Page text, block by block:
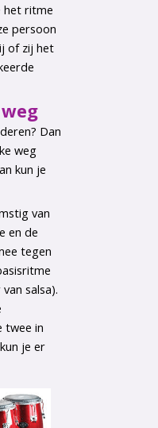
het ritme
persoon
of zij het
Dan
weg
kun je
van
en de
tegen
salsa).
twee in
je er